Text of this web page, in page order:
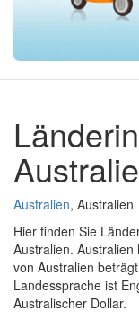
Australien, Australien
Hier finden Sie
Australien.
von Australien
Landessprache ist
Australischer Dollar.